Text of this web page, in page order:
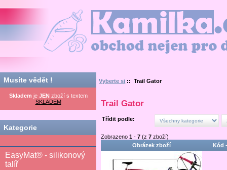
Kamilka.cz - obchod nejen pro děti
Musíte vědět !
Skladem je JENzboží s textem
SKLADEM
Kategorie
EasyMat® - silikonový
talíř
Vyberte si :: Trail Gator
Trail Gator
Třídit podle:
Zobrazeno 1- 7(z 7zboží)
Obrázek zboží
Kód -